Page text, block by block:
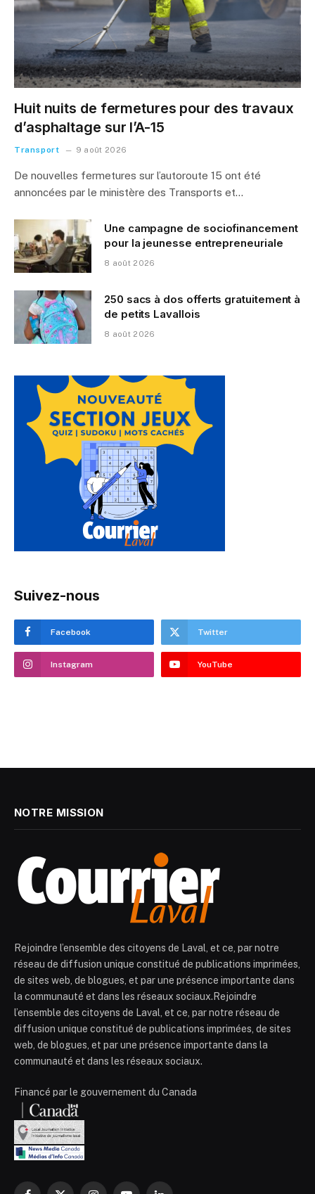
Huit nuits de fermetures pour des travaux
d’asphaltage sur l’A-15
Transport 9 août 2026
De nouvelles fermetures sur l’autoroute 15 ont été
annoncées par le ministère des Transports et…
Une campagne de sociofinancement
pour la jeunesse entrepreneuriale
8 août 2026
250 sacs à dos offerts gratuitement à
de petits Lavallois
8 août 2026
Suivez-nous
Facebook Twitter
Instagram YouTube
NOTRE MISSION
Rejoindre l’ensemble des citoyens de Laval, et ce, par notre
réseau de diffusion unique constitué de publications imprimées,
de sites web, de blogues, et par une présence importante dans
la communauté et dans les réseaux sociaux.Rejoindre
l’ensemble des citoyens de Laval, et ce, par notre réseau de
diffusion unique constitué de publications imprimées, de sites
web, de blogues, et par une présence importante dans la
communauté et dans les réseaux sociaux.
Financé par le gouvernement du Canada